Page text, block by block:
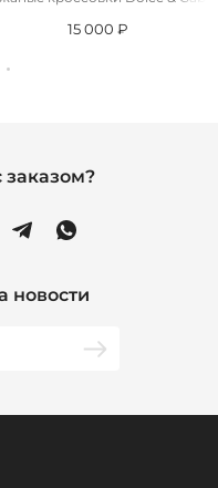
15 000 ₽
новости